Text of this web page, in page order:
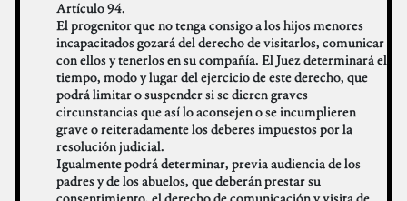
Artículo 94.
El progenitor que no tenga consigo a los hijos menores
incapacitados gozará del derecho de visitarlos, comunicar
con ellos y tenerlos en su compañía. El Juez determinará el
tiempo, modo y lugar del ejercicio de este derecho, que
podrá limitar o suspender si se dieren graves
circunstancias que así lo aconsejen o se incumplieren
grave o reiteradamente los deberes impuestos por la
resolución judicial.
Igualmente podrá determinar, previa audiencia de los
padres y de los abuelos, que deberán prestar su